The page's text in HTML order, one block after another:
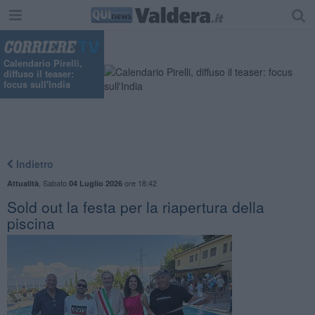
Calendario Pirelli,
diffuso il teaser:
focus sull'India
Indietro
Attualità Sabato 04 Luglio 2026ore 18:42
Sold out la festa per la riapertura della
piscina